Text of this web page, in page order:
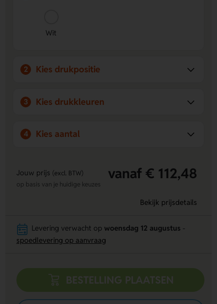
Wit
2 Kies drukpositie
3 Kies drukkleuren
4 Kies aantal
Jouw prijs (excl. BTW) vanaf € 112,48
op basis van je huidige keuzes
Bekijk prijsdetails
Levering verwacht op woensdag 12 augustus
spoedlevering op aanvraag
BESTELLING PLAATSEN